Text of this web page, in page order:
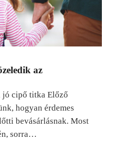
az
jó cipő titka Előző
hogyan érdemes
bevásárlásnak. Most
sorra…